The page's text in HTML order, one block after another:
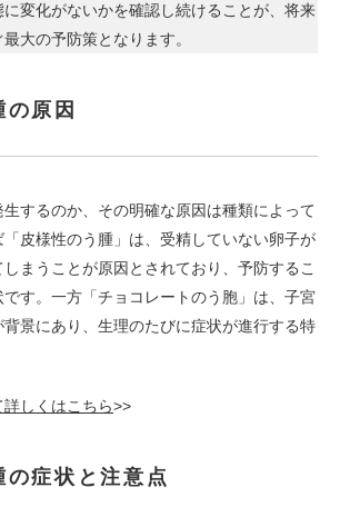
変化がないかを確認し続けることが、将来
大の予防策となります。
原因
するのか、その明確な原因は種類によって
皮様性のう腫」は、受精していない卵子が
まうことが原因とされており、予防するこ
です。一方「チョコレートのう胞」は、子宮
景にあり、生理のたびに症状が進行する特
しくはこちら>>
の症状と注意点